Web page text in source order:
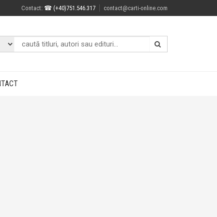
Contact: ☎ (+40)751.546.317 contact@carti-online.com